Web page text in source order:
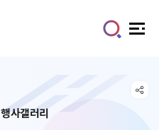
행사갤러리